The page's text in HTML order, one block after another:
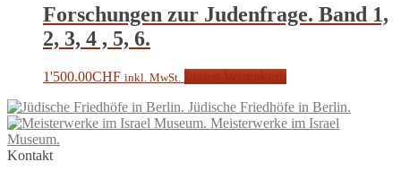
Forschungen zur Judenfrage. Band 1,
2, 3, 4 , 5, 6.
1'500.00CHF inkl. MwSt.
Jüdische Friedhöfe in Berlin.
Meisterwerke im Israel
Museum.
Kontakt